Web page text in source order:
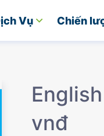
Vụ Chiến
vnđ